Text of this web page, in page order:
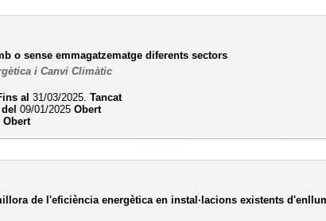
o sense emmagatzematge diferents sectors
i Canvi Climàtic
al 31/03/2025.Tancat
09/01/2025Obert
Obert
de l'eficiència energètica en instal·lacions existents